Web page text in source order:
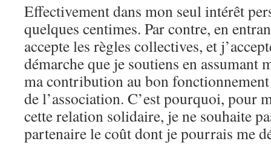
Effectivement dans mon seul intérêt
quelques centimes. Par contre, en
accepte les règles collectives, et
démarche que je soutiens en assumant
ma contribution au bon
de l’association. C’est pourquoi, pour
cette relation solidaire, je ne souhaite
partenaire le coût dont je pourrais me